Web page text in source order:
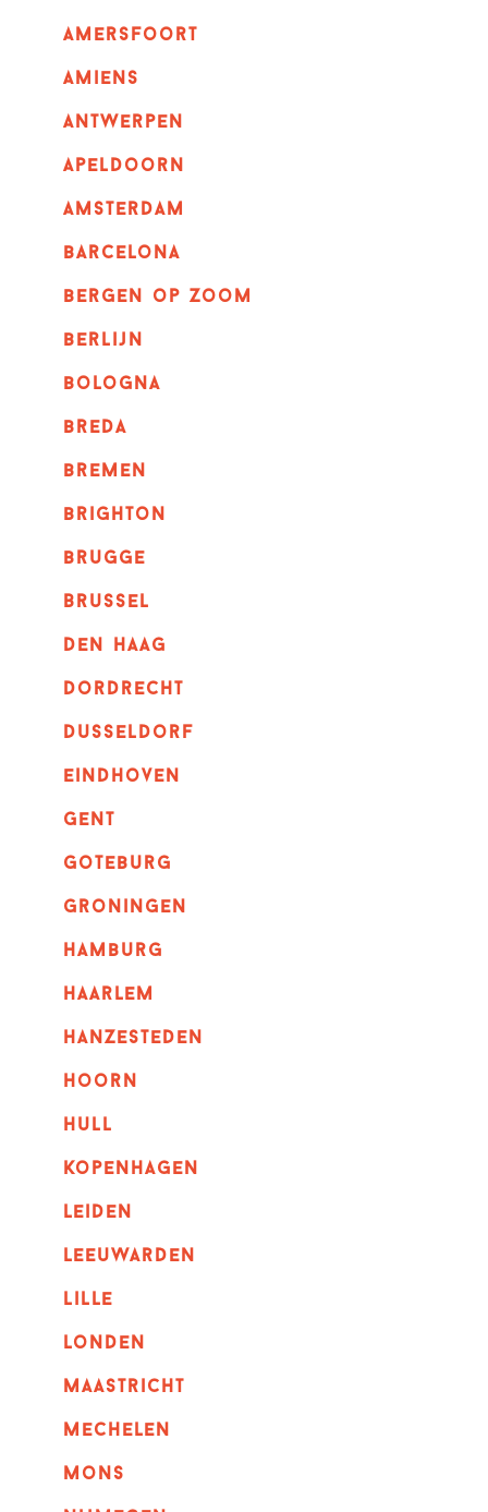
amersfoort
amiens
Antwerpen
apeldoorn
Amsterdam
barcelona
bergen op zoom
berlijn
bologna
breda
bremen
brighton
brugge
Brussel
Den haag
dordrecht
dusseldorf
eindhoven
GENT
goteburg
groningen
hamburg
haarlem
hanzesteden
hoorn
hull
kopenhagen
leiden
leeuwarden
lille
londen
maastricht
mechelen
mons